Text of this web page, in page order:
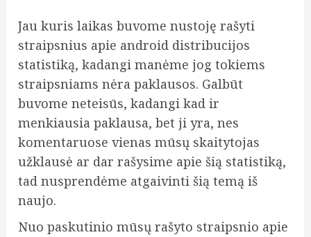
Jau kuris laikas buvome nustoję rašyti
straipsnius apie android distribucijos
statistiką, kadangi manėme jog tokiems
straipsniams nėra paklausos. Galbūt
buvome neteisūs, kadangi kad ir
menkiausia paklausa, bet ji yra, nes
komentaruose vienas mūsų skaitytojas
užklausė ar dar rašysime apie šią statistiką,
tad nusprendėme atgaivinti šią temą iš
naujo.
Nuo paskutinio mūsų rašyto straipsnio apie